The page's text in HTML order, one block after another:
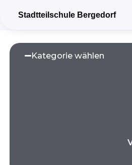
Stadtteilschule Bergedorf
Kategorie wählen